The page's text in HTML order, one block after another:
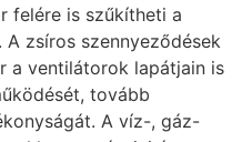
felére is szűkítheti a
zsíros szennyeződések
a ventilátorok lapátjain is
tovább
A víz-, gáz-